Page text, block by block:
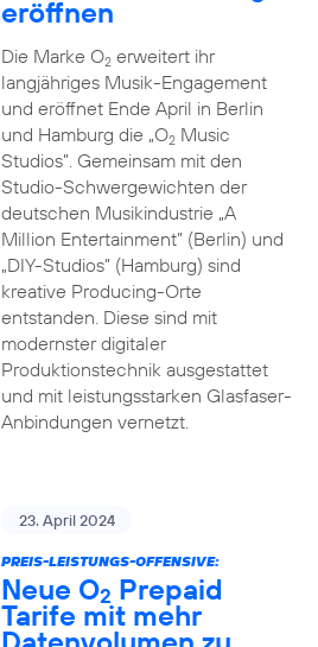
eröffnen
Die Marke O2erweitert ihr
langjähriges Musik-Engagement
und eröffnet Ende April in Berlin
und Hamburg die „O2Music
Studios”. Gemeinsam mit den
Studio-Schwergewichten der
deutschen Musikindustrie „A
Million Entertainment” (Berlin) und
„DIY-Studios” (Hamburg) sind
kreative Producing-Orte
entstanden. Diese sind mit
modernster digitaler
Produktionstechnik ausgestattet
und mit leistungsstarken Glasfaser-
Anbindungen vernetzt.
23. April 2024
PREIS-LEISTUNGS-OFFENSIVE:
Neue O2 Prepaid
Tarife mit mehr